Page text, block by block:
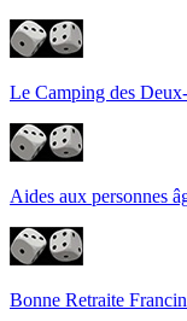
Le Camping des
Aides aux personnes
Bonne Retraite